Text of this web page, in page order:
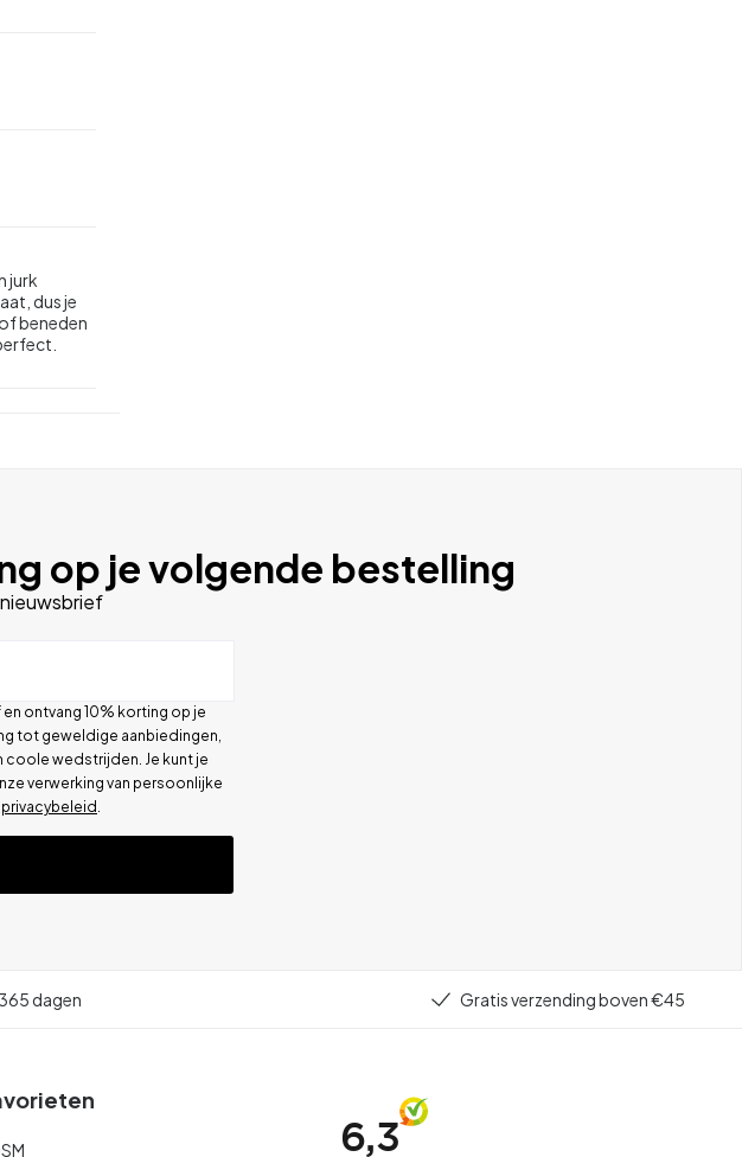
jurk
dus je
beneden
op je volgende bestelling
ontvang 10% korting op je
tot geweldige aanbiedingen,
coole wedstrijden. Je kunt je
verwerking van persoonlijke
privacybeleid
dagen Gratis verzending boven €45